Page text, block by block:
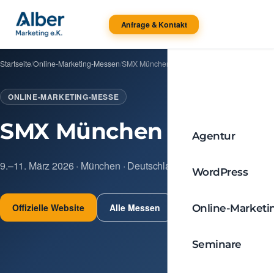
Anfrage & Kontakt
Agentur
WordPress
Online-
Seminare
Startseite/Online-Marketing-Messen/SMX München 2026
ONLINE-MARKETING-MESSE
SMX München 2026
9.–11. März 2026 · München · Deutschland
Offizielle Website Alle Messen